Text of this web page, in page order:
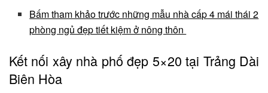
Bấm tham khảo trước những mẫu nhà cấp 4 mái thái 2
phòng ngủ đẹp tiết kiệm ở nông thôn
Kết nối xây nhà phố đẹp 5×20 tại Trảng Dài
Biên Hòa